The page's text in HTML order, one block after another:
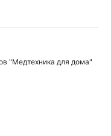
"Медтехника для дома"